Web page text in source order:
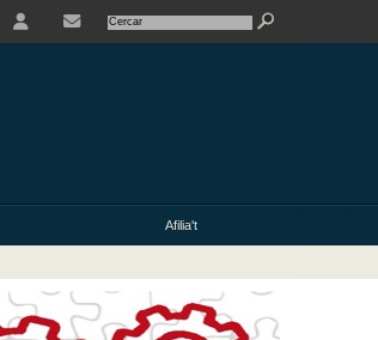
Afilia't